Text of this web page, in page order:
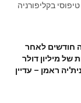
בקליפורניה
חודשים לאחר
מיליון דולר
ראמן – עדיין